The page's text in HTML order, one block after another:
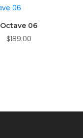
Octave 06
$189.00